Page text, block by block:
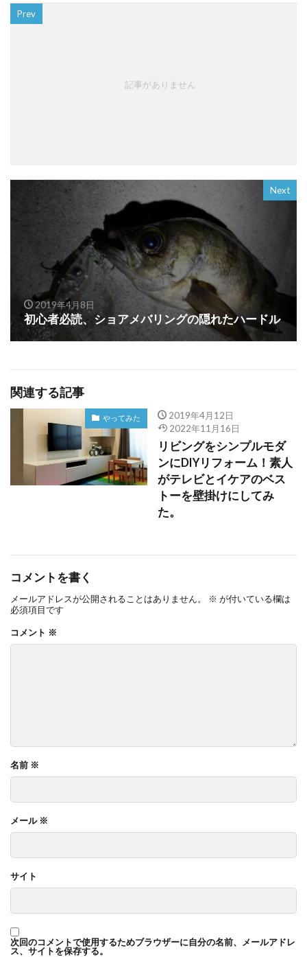
Prev
記事がありません
Next
2019年4月8日
初心者必読、ショアメバリングの隠れたハードル
関連する記事
やってみた
2019年4月12日
2022年11月16日
リビングをシンプルモダ
ンにDIYリフォーム！素人
がテレビとイケアのベス
トーを壁掛けにしてみ
た。
コメントを書く
メールアドレスが公開されることはありません。 ※ が付いている欄は
必須項目です
コメント ※
名前 ※
メール ※
サイト
次回のコメントで使用するためブラウザーに自分の名前、メールアドレ
ス、サイトを保存する。